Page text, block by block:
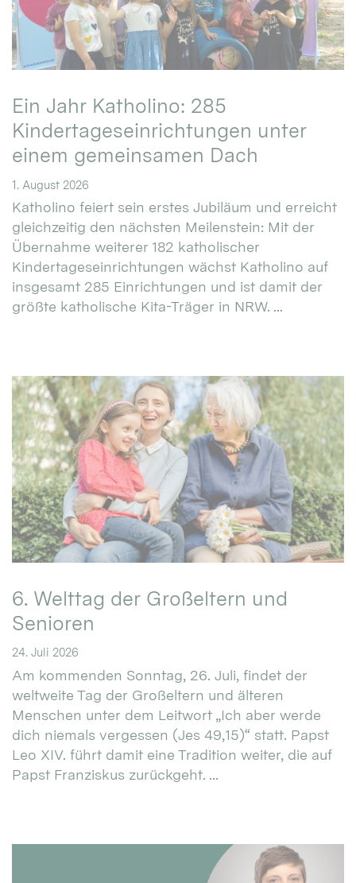
Ein Jahr Katholino: 285
Kindertageseinrichtungen unter
einem gemeinsamen Dach
1. August 2026
Katholino feiert sein erstes Jubiläum und erreicht
gleichzeitig den nächsten Meilenstein: Mit der
Übernahme weiterer 182 katholischer
Kindertageseinrichtungen wächst Katholino auf
insgesamt 285 Einrichtungen und ist damit der
größte katholische Kita-Träger in NRW. ...
6. Welttag der Großeltern und
Senioren
24. Juli 2026
Am kommenden Sonntag, 26. Juli, findet der
weltweite Tag der Großeltern und älteren
Menschen unter dem Leitwort „Ich aber werde
dich niemals vergessen (Jes 49,15)“ statt. Papst
Leo XIV. führt damit eine Tradition weiter, die auf
Papst Franziskus zurückgeht. ...